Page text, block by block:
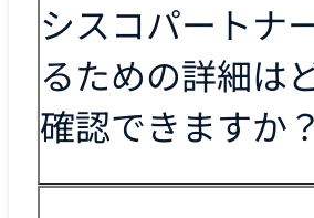
シスコパートナ
るための詳細は
確認できますか？